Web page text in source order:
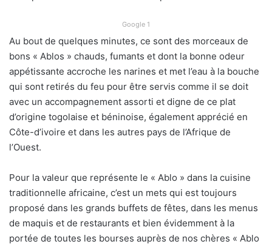
Google 1
Au bout de quelques minutes, ce sont des morceaux de
bons « Ablos » chauds, fumants et dont la bonne odeur
appétissante accroche les narines et met l’eau à la bouche
qui sont retirés du feu pour être servis comme il se doit
avec un accompagnement assorti et digne de ce plat
d’origine togolaise et béninoise, également apprécié en
Côte-d’ivoire et dans les autres pays de l’Afrique de
l’Ouest.
Pour la valeur que représente le « Ablo » dans la cuisine
traditionnelle africaine, c’est un mets qui est toujours
proposé dans les grands buffets de fêtes, dans les menus
de maquis et de restaurants et bien évidemment à la
portée de toutes les bourses auprès de nos chères « Ablo